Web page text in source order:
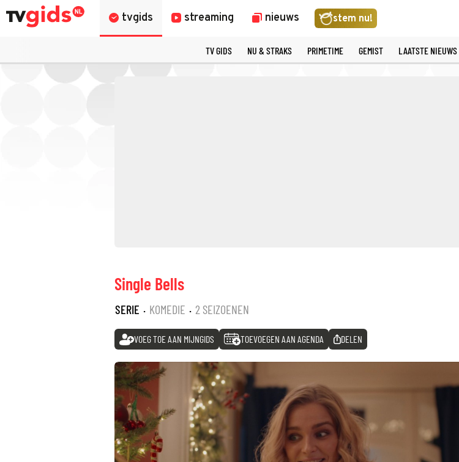
tvgids streaming nieuws stem nu!
TV GIDS NU & STRAKS PRIMETIME GEMIST LAATSTE NIEUWS
Single Bells
SERIE · KOMEDIE · 2 SEIZOENEN
VOEG TOE AAN MIJNGIDS TOEVOEGEN AAN AGENDA DELEN